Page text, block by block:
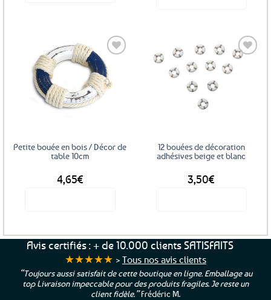
Ajouter
aux
Petite bouée en bois / Décor de
table 10cm
4,65€
12 bouées de décoration
adhésives beige et blanc
3,50€
Avis certifiés : + de 10.000 clients SATISFAITS
★★★★★ > Tous nos avis clients
“Toujours aussi satisfait de cette boutique en ligne. Emballage au
top Livraison impeccable pour des produits fragiles. Je reste un
client fidèle.”Frédéric M.